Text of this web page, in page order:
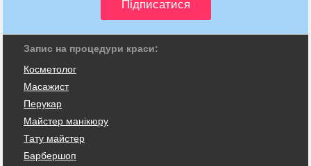
Запис на процедури краси:
Косметолог
Масажист
Перукар
Майстер манікюру
Тату майстер
Барбершоп